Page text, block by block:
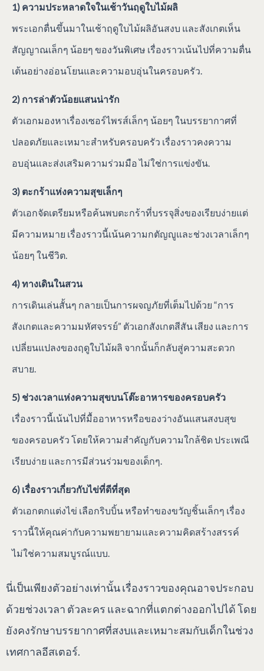
1) ความประหลาดใจในเช้าวันฤดูใบไม้ผลิ
พระเอกตื่นขึ้นมาในเช้าฤดูใบไม้ผลิอันสงบ และสังเกตเห็น
สัญญาณเล็กๆ น้อยๆ ของวันพิเศษ เรื่องราวเน้นไปที่ความตื่น
เต้นอย่างอ่อนโยนและความอบอุ่นในครอบครัว.
2) การล่าตัวน้อยแสนน่ารัก
ตัวเอกมองหาเรื่องเซอร์ไพรส์เล็กๆ น้อยๆ ในบรรยากาศที่
ปลอดภัยและเหมาะสำหรับครอบครัว เรื่องราวคงความ
อบอุ่นและส่งเสริมความร่วมมือ ไม่ใช่การแข่งขัน.
3) ตะกร้าแห่งความสุขเล็กๆ
ตัวเอกจัดเตรียมหรือค้นพบตะกร้าที่บรรจุสิ่งของเรียบง่ายแต่
มีความหมาย เรื่องราวนี้เน้นความกตัญญูและช่วงเวลาเล็กๆ
น้อยๆ ในชีวิต.
4) ทางเดินในสวน
การเดินเล่นสั้นๆ กลายเป็นการผจญภัยที่เต็มไปด้วย “การ
สังเกตและความมหัศจรรย์” ตัวเอกสังเกตสีสัน เสียง และการ
เปลี่ยนแปลงของฤดูใบไม้ผลิ จากนั้นก็กลับสู่ความสะดวก
สบาย.
5) ช่วงเวลาแห่งความสุขบนโต๊ะอาหารของครอบครัว
เรื่องราวนี้เน้นไปที่มื้ออาหารหรือของว่างอันแสนสงบสุข
ของครอบครัว โดยให้ความสำคัญกับความใกล้ชิด ประเพณี
เรียบง่าย และการมีส่วนร่วมของเด็กๆ.
6) เรื่องราวเกี่ยวกับไข่ที่ดีที่สุด
ตัวเอกตกแต่งไข่ เลือกริบบิ้น หรือทำของขวัญชิ้นเล็กๆ เรื่อง
ราวนี้ให้คุณค่ากับความพยายามและความคิดสร้างสรรค์
ไม่ใช่ความสมบูรณ์แบบ.
นี่เป็นเพียงตัวอย่างเท่านั้น เรื่องราวของคุณอาจประกอบ
ด้วยช่วงเวลา ตัวละคร และฉากที่แตกต่างออกไปได้ โดย
ยังคงรักษาบรรยากาศที่สงบและเหมาะสมกับเด็กในช่วง
เทศกาลอีสเตอร์.